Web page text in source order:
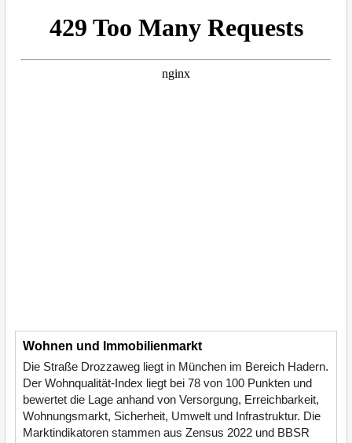
Wohnen und Immobilienmarkt
Die Straße Drozzaweg liegt in München im Bereich Hadern.
Der Wohnqualität-Index liegt bei 78 von 100 Punkten und
bewertet die Lage anhand von Versorgung, Erreichbarkeit,
Wohnungsmarkt, Sicherheit, Umwelt und Infrastruktur. Die
Marktindikatoren stammen aus Zensus 2022 und BBSR